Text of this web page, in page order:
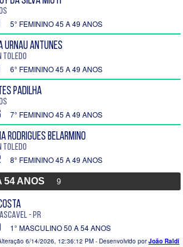
5° FEMININO 45 A 49 ANOS
URNAU ANTUNES
TOLEDO
6° FEMININO 45 A 49 ANOS
PADILHA
7° FEMININO 45 A 49 ANOS
RODRIGUES BELARMINO
TOLEDO
8° FEMININO 45 A 49 ANOS
54 ANOS 9
- PR
1° MASCULINO 50 A 54 ANOS
6/14/2026, 12:36:12 PM - Desenvolvido porJoão Raldi